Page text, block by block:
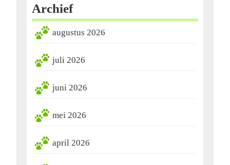
Archief
augustus 2026
juli 2026
juni 2026
mei 2026
april 2026